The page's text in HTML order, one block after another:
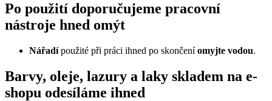
Po použití doporučujeme pracovní
nástroje hned omýt
Nářadípoužité při práci ihned po skončeníomyjte vodou.
Barvy, oleje, lazury a laky skladem na e-
shopu odesíláme ihned